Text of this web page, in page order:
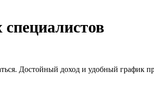
Достойный доход и удобный график